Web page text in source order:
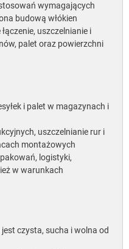
wymagających
budową włókien
uszczelnianie i
palet oraz powierzchni
i palet w magazynach i
uszczelnianie rur i
montażowych
logistyki,
w warunkach
czysta, sucha i wolna od